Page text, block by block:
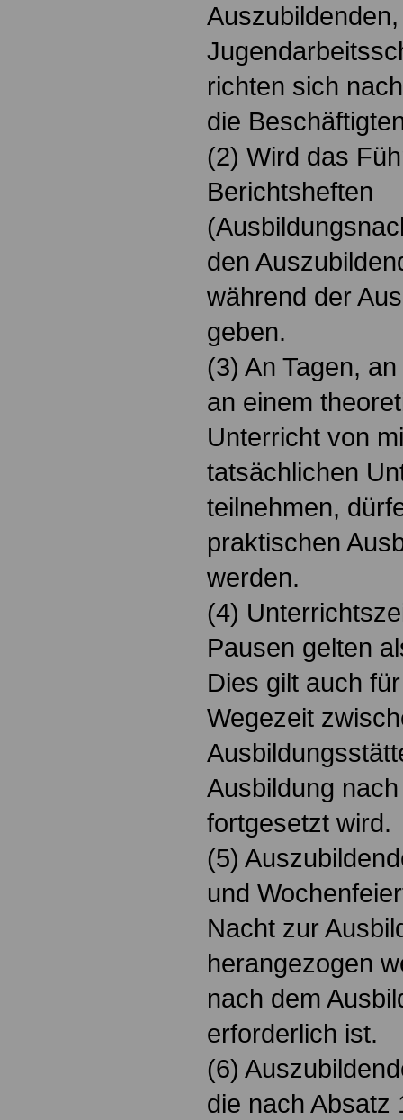
richten sich
die
(2) Wird das
Berichtsheften
den
während der
geben.
(3) An Tagen,
an einem
Unterricht von
tatsächlichen
teilnehmen,
praktischen
werden.
(4)
Pausen gelten
Dies gilt auch
Wegezeit
Ausbildung
fortgesetzt wird.
(5)
und
Nacht zur
herangezogen
nach dem
erforderlich ist.
(6)
die nach Absatz